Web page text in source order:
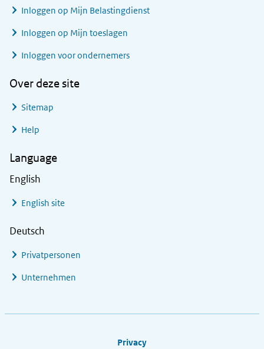
Inloggen op Mijn Belastingdienst
Inloggen op Mijn toeslagen
Inloggen voor ondernemers
Over deze site
Sitemap
Help
Language
English
English site
Deutsch
Privatpersonen
Unternehmen
Privacy